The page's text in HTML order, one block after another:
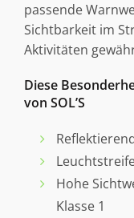
passende
Sichtbarkeit im
Aktivitäten
Diese
von SOL’S
Hohe
Klasse 1